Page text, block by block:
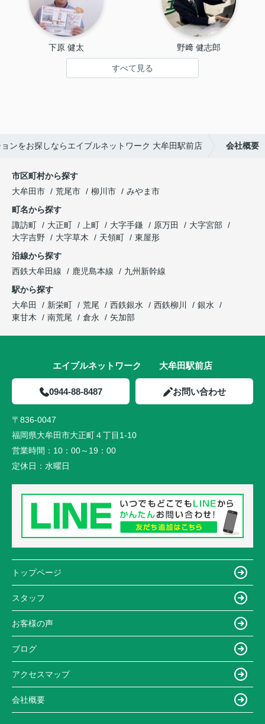
下原 健太 野﨑 健志郎
すべて見る
ンをお探しならエイブルネットワーク 大牟田駅前店 会社概要
市区町村から探す
大牟田市
荒尾市 柳川市
みやま市
町名から探す
諏訪町
大正町 上町 大字手鎌 原万田
大字宮部
大字吉野
大字草木 天領町
東屋形
沿線から探す
西鉄大牟田線
鹿児島本線
九州新幹線
駅から探す
大牟田
新栄町 荒尾 西鉄銀水 西鉄柳川
銀水
東甘木
南荒尾 倉永 矢加部
エイブルネットワーク 大牟田駅前店
0944-88-8487 お問い合わせ
〒836-0047
福岡県大牟田市大正町４丁目1-10
営業時間： 10：00～19：00
定休日： 水曜日
トップページ
スタッフ
お客様の声
ブログ
アクセスマップ
会社概要